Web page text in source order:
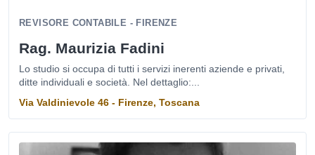
REVISORE CONTABILE - FIRENZE
Rag. Maurizia Fadini
Lo studio si occupa di tutti i servizi inerenti aziende e privati,
ditte individuali e società. Nel dettaglio:...
Via Valdinievole 46 - Firenze, Toscana